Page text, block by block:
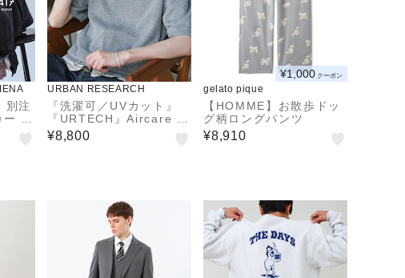
別注
ジ
URBAN RESEARCH
『洗濯可／UVカット』
『URTECH』Aircare シ
ョートスリーブニットポ
ロ
¥8,800
¥1,000 クーポン
gelato pique
【HOMME】お散歩ドッ
グ柄ロングパンツ
¥8,910